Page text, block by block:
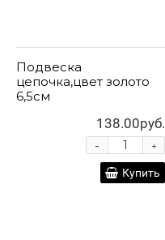
Подвеска
цепочка,цвет золото
6,5см
138.00руб.
+
-
Купить